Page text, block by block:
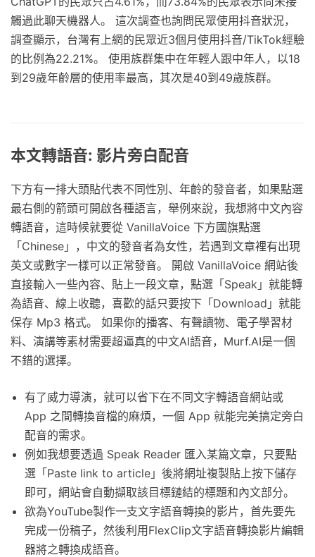
觸過此聊天機器人。 這次調查也詢問民眾使用抖音狀況，
調查顯示，台灣有上網的民眾近3個月使用抖音/TikTok經驗
的比例為22.21%。 使用族群集中在年輕人跟中年人，以18
到29歲年齡層的使用率最高，其次是40到49歲族群。
本文轉語音: 影片旁白配音
下方有一排大頭貼代表不同性別、年齡的發音者，如果點選
最右側的箭頭可開啟各種語言，舉例來說，我想將中文內容
轉語音，這時候就要從 VanillaVoice 下方國旗點選
「Chinese」，中文的發音者為女性，若遇到文章裡有出現
英文或數字一樣可以正常發音。 開啟 VanillaVoice 網站後
直接輸入一些內容、貼上一段文章，點選「Speak」就能轉
為語音、線上收聽，喜歡的話只要按下「Download」就能
保存 Mp3 格式。 如果你的播客、有聲讀物、電子學習材
料、演講等素材需要超逼真的中文AI語音，Murf.AI是一個
不錯的選擇。
有了威力導演，就可以省下在不同文字轉語音網站或
App 之間轉換音檔的麻煩，一個 App 就能完美搞定旁白
配音的需求。
例如我想要透過 Speak Reader 匯入某篇文章，只要點
選「Paste link to article」後將網址複製貼上按下儲存
即可，網站會自動擷取該目標鏈結的標題和內文部分。
欲為YouTube製作一支文字語音轉換的影片，首先要先
完成一份稿子，然後利用FlexClip文字語音轉換影片編輯
器將之轉換成語音。